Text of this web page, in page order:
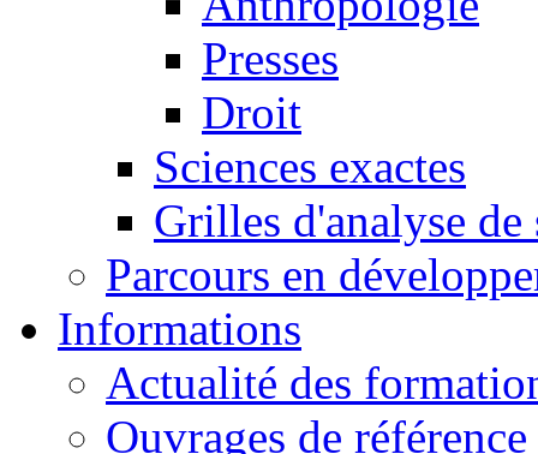
Presses
Droit
Sciences exactes
Grilles d'analyse de
Parcours en
Informations
Actualité des
Ouvrages de référence